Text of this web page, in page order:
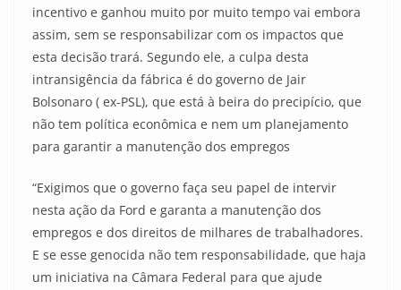
incentivo e ganhou muito por muito tempo vai embora
assim, sem se responsabilizar com os impactos que
esta decisão trará. Segundo ele, a culpa desta
intransigência da fábrica é do governo de Jair
Bolsonaro ( ex-PSL), que está à beira do precipício, que
não tem política econômica e nem um planejamento
para garantir a manutenção dos empregos
“Exigimos que o governo faça seu papel de intervir
nesta ação da Ford e garanta a manutenção dos
empregos e dos direitos de milhares de trabalhadores.
E se esse genocida não tem responsabilidade, que haja
um iniciativa na Câmara Federal para que ajude